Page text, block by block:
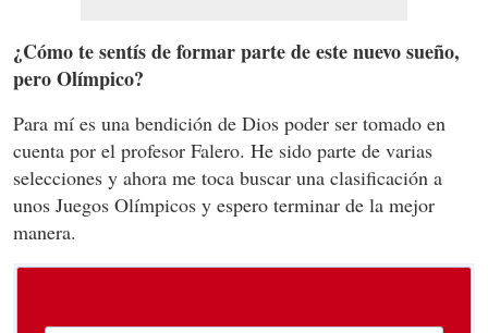
¿Cómo te sentís de formar parte de este nuevo sueño,
pero Olímpico?
Para mí es una bendición de Dios poder ser tomado en
cuenta por el profesor Falero. He sido parte de varias
selecciones y ahora me toca buscar una clasificación a
unos Juegos Olímpicos y espero terminar de la mejor
manera.